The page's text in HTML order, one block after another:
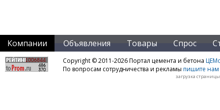
Компании Объявления Товары Спрос
Copyright © 2011-2026 Портал цемента и бетона
По вопросам сотрудничества и рекламы пишите нам
загрузка